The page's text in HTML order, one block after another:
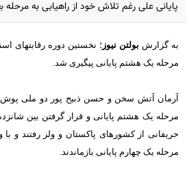
پایانی علی رغم تلاش خود از راهیابی به مرحله
به گزارش بولتن نیوز
مرحله یک هشتم پایانی پیگیری شد.
آرمان آتش سخن و حسن ذبیح پور دو ملی
مرحله یک هشتم پایانی و قرار گرفتن بین
حریفانی از کشورهای پاکستان و ولز رفتند و با
مرحله یک چهارم پایانی بازماندند.